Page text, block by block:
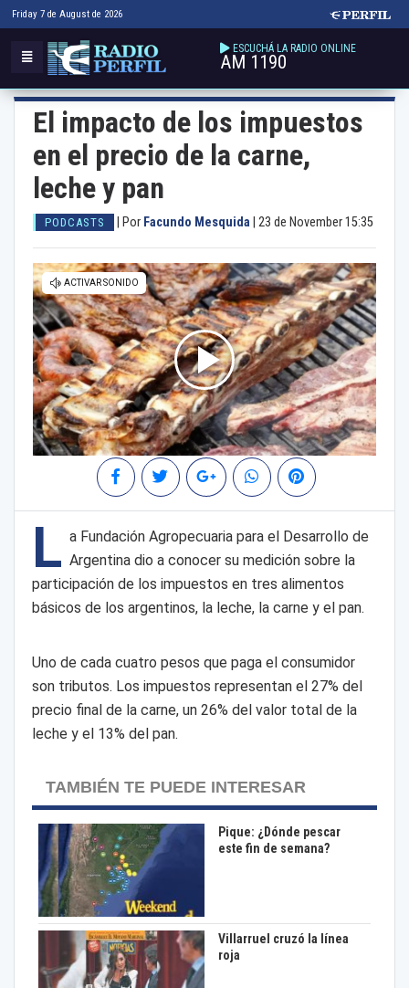
Friday 7 de August de 2026
ESCUCHÁ LA RADIO ONLINE
AM 1190
El impacto de los impuestos
en el precio de la carne,
leche y pan
PODCASTS Por Facundo Mesquida 23 de November 15:35
L a Fundación Agropecuaria para el Desarrollo de
Argentina dio a conocer su medición sobre la
participación de los impuestos en tres alimentos
básicos de los argentinos, la leche, la carne y el pan.
Uno de cada cuatro pesos que paga el consumidor
son tributos. Los impuestos representan el 27% del
precio final de la carne, un 26% del valor total de la
leche y el 13% del pan.
TAMBIÉN TE PUEDE INTERESAR
Pique: ¿Dónde pescar
este fin de semana?
Villarruel cruzó la línea
roja